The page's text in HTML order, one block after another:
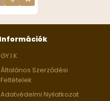
Információk
GY.I.K
Általános Szerződési
Feltételek
Adatvédelmi Nyilatkozat